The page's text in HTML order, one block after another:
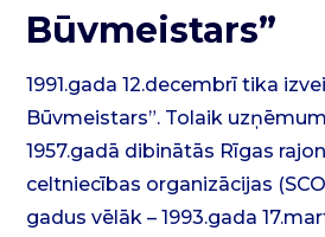
Būvmeistars”
1991.gada 12.decembrī tika
Būvmeistars”. Tolaik
1957.gadā dibinātās Rīgas
celtniecības organizācijas
gadus vēlāk – 1993.gada